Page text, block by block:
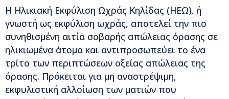
Η Ηλικιακή Εκφύλιση Ωχράς Κηλίδας (ΗΕΩ), ή
γνωστή ως εκφύλιση ωχράς, αποτελεί την πιο
συνηθισμένη αιτία σοβαρής απώλειας όρασης σε
ηλικιωμένα άτομα και αντιπροσωπεύει το ένα
τρίτο των περιπτώσεων οξείας απώλειας της
όρασης. Πρόκειται για μη αναστρέψιμη,
εκφυλιστική αλλοίωση των ματιών που